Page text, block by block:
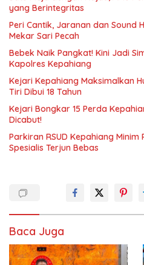
yang Berintegritas
Peri Cantik, Jaranan dan Sound
Mekar Sari Pecah
Bebek Naik Pangkat! Kini Jadi
Kapolres Kepahiang
Kejari Kepahiang Maksimalkan
Tiri Dibui 18 Tahun
Kejari Bongkar 15 Perda
Dicabut!
Parkiran RSUD Kepahiang
Spesialis Terjun Bebas
Baca Juga